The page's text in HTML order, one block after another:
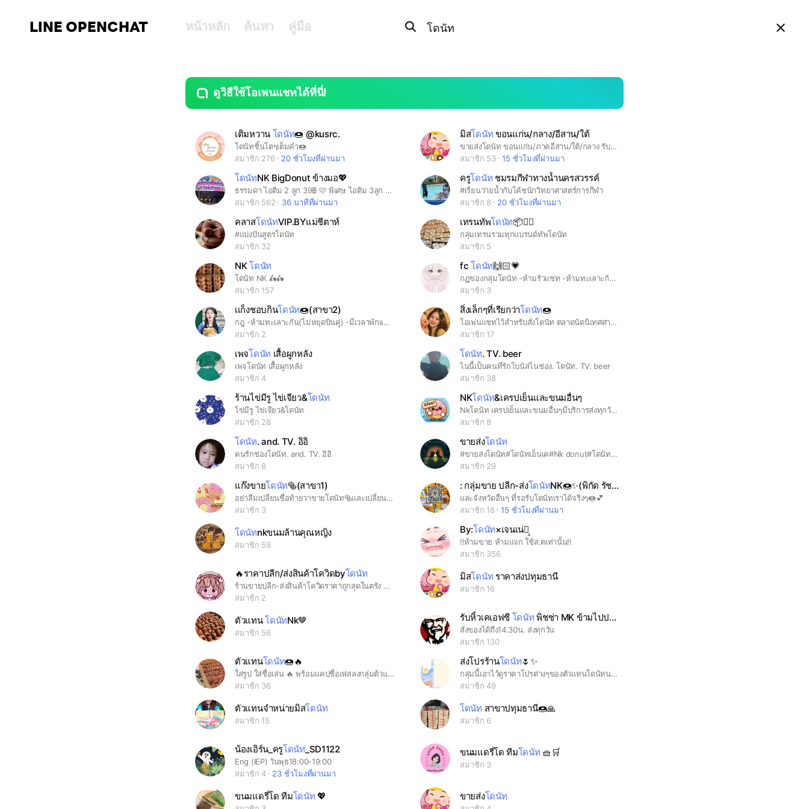
LINE OPENCHAT หน้าหลัก ค้นหา คู่มือ
OpenChats
or
search
area
ดูวิธีใช้โอเพนแชทได้ที่นี่!
เติมหวาน โดนัท🍩 @kusrc.
โดนัทชิ้นโตๆเต็มคำ🍩
สมาชิก 276
20 ชั่วโมงที่ผ่านมา
มิสโดนัท ขอนแก่น/กลาง/อีสาน/ใต้
ขายส่งโดนัท ขอนแก่น/ภาคอีสาน/ใต้/กลาง รับไปขาย-แจก-ทำโรงทาน-วันเกิดค่ะ🤍
สมาชิก 53
15 ชั่วโมงที่ผ่านมา
โดนัทNK BigDonut ข้างมอ💖
ธรรมดา ไอติม 2 ลูก 39฿ 🩷 พิเศษ ไอติม 3ลูก 49฿ 💜
สมาชิก 562
36 นาทีที่ผ่านมา
ครูโดนัท ชมรมกีฬาทางน้ำนครสวรรค์
#เรียนว่ายน้ำกับโค้ชนักวิทยาศาสตร์การกีฬา
สมาชิก 8
20 ชั่วโมงที่ผ่านมา
คลาสโดนัทVIP.BYแม่ชีตาห์
#แบ่งปันสูตรโดนัท
สมาชิก 32
เทรนทัพโดนัท📦🙋‍♀️
กลุ่มเทรนรวมทุกแบรนด์​ทัพโดนัท
สมาชิก 5
NKโดนัท
โดนัท NK 🛵🛵
สมาชิก 157
fcโดนัท🙌🏻💗
กฏของกลุ่มโดนัท -ห้ามรัวแชท -ห้ามทะเลาะกัน -ห้ามพุดคำหยาบ -ห้ามส่งรูปแนว18+!!! -ห้ามขอโรบัค -ห้ามขายของในกลุ่ม! ใครทำผิดบล็อกนะคะ🧁🗯
สมาชิก 3
เเก็งชอบกินโดนัท🍩(สาขา2)
กฎ -ห้ามทะเลาะกัน(ไม่หยุดบินคู่) -มีเวลาพักเเชท(เหตุผลในโน็ต) -ห้ามเข้ามาปั่น -เคารพเเอดมิน -รับเเค่เมจ-บอท -เข้ามาเเล้วเเนะนําตัว -ตั้งชื่อข้างหลัง"ชอบกินโดนัท" -ไม่สร้างปัญหาให้เเก็ง
สมาชิก 2
สิ่งเล็กๆที่เรียกว่าโดนัท🍩
โอเพ่นแชทไว้สำหรับสั่งโดนัท ตลาดนัดนิเทศศาสตร์งับ
สมาชิก 17
เพจโดนัท เสื้อผูกหลัง
เพจโดนัท เสื้อผูกหลัง
สมาชิก 4
โดนัท. TV. beer
ไนนี้เป็นคนที่รักโบนัสไนช่อง. โดนัท. TV. beer
สมาชิก 38
ร้านไข่มีรู ไข่เจียว&โดนัท
ไข่มีรู ไข่เจียว&โดนัท
สมาชิก 28
NKโดนัท&เครปเย็นและขนมอื่นๆ
Nkโดนัท เครปเย็นและขนมอื่นๆมีบริการส่งทุกวัน🍩🛵
สมาชิก 8
โดนัท. and. TV. อิอิ
คนรักช่องโดนัท. and. TV. อิอิ
สมาชิก 8
ขายส่งโดนัท
#ขายส่งโดนัท#โดนัทเอ็นเค#Nk donut#โดนัทราคาถูก#ส่งทั่วประเทศ#มิโดนัท#Mizzdonut#donutnk#ขายส่งขนมปัง#ขนมปัง85#ขนมราคาส่ง#รับตัวแทนไม่ต้องสต็อค#เรทโรงงาน
สมาชิก 29
แก๊งขายโดนัท🥯(สาขา1)
อย่าลืมเปลี่ยนชื่อท้ายว่าขายโดนัท🥯และเปลี่ยนโปรไฟล์ตามติ๊กต๊อกด้วยน้า.
สมาชิก 3
: กลุ่มขาย ปลีก-ส่งโดนัทNK🍩✨(พิกัด รัชดา)
และจังหวัดอื่นๆ ที่รอรับโดนัทเราได้จริงๆ🍩💕
สมาชิก 18
15 ชั่วโมงที่ผ่านมา
โดนัทnkขนมล้านคุณหญิง
สมาชิก 59
By:โดนัท×เจนเน่ꪔ̤̥
‼️ห้ามขาย ห้ามแจก ใช้ส.ตเท่านั้น‼️
สมาชิก 356
🔥ราคาปลีก/ส่งสินค้าโควิดbyโดนัท
ร้านขายปลีก-ส่งสินค้าโควิดราคาถูกสุดในตรัง นัดรับได้ค่ะ ส่งของทุกวัน รับส่งในนาม ร้านขายแมส ATK แอลกอฮอล์ และของใช้ทั่วไป #แมสkf #แมสจีน #แมสเด็ก #ทิชชู่ #โควิด #ATK #แอลกอฮอล์ล #สินค้าโควิด
สมาชิก 2
มิสโดนัท ราคาส่งปทุมธานี
สมาชิก 16
ตัวแทนโดนัทNk🤎
สมาชิก 56
รับหิ้วเคเอฟซี โดนัท พิชซ่า MK ข้ามไปปอยเปต
สั่งของได้ถึง14.30น. ส่งทุกวัน
สมาชิก 130
ตัวแทนโดนัท🍩🔥
ใส่รูป ใส่ชื่อเล่น 🔥 พร้อมแคปชื่อเฟสลงกลุ่มต้วแทน 🍫🍩 ใส่น้ำลายในรูปที่ใช่ด้วยนะคะ
สมาชิก 36
ส่งโปรร้านโดนัท🌷✨
กลุ่มนี้เอาไว้ดูราคาโปรต่างๆของตัวแทนโดนัทนะคะ
สมาชิก 49
ตัวแทนจำหน่ายมิสโดนัท
สมาชิก 15
โดนัท สาขาปทุมธานี🍩🙏
สมาชิก 6
น้องเอิร์น_ครูโดนัท _SD1122
Eng (IEP) วันพุธ18:00-19:00
สมาชิก 4
23 ชั่วโมงที่ผ่านมา
ขนมแดรี่โด ทีมโดนัท 🧺🛒
สมาชิก 3
ขนมแดรี่โด ทีมโดนัท 💖 ขายส่งโดนัท